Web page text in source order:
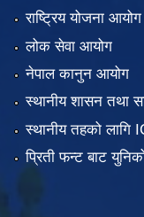
राष्ट्रिय योजना आयोग
लोक सेवा आयोग
नेपाल कानुन आयोग
स्थानीय शासन तथा
स्थानीय तहको लागि
प्रिती फन्ट बाट